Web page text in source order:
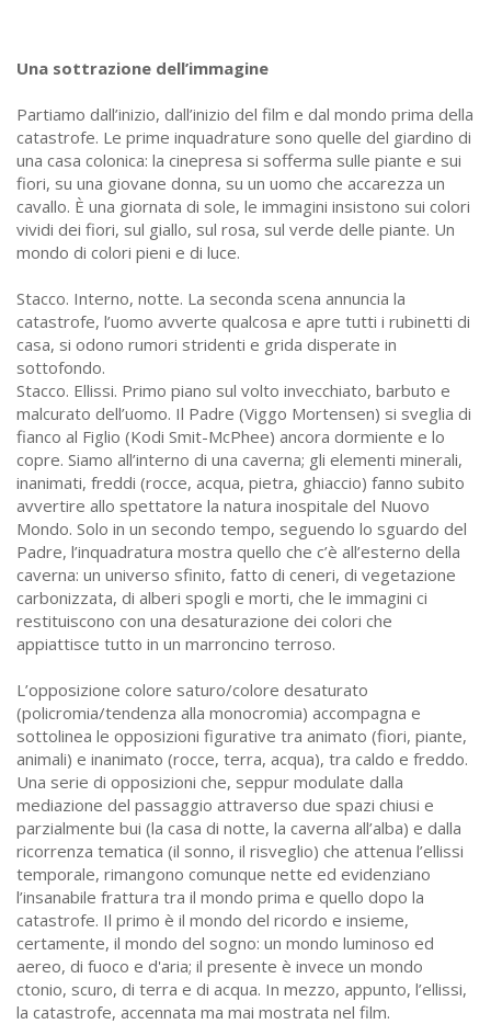
Una sottrazione dell’immagine
Partiamo dall’inizio, dall’inizio del film e dal mondo prima della
catastrofe. Le prime inquadrature sono quelle del giardino di
una casa colonica: la cinepresa si sofferma sulle piante e sui
fiori, su una giovane donna, su un uomo che accarezza un
cavallo. È una giornata di sole, le immagini insistono sui colori
vividi dei fiori, sul giallo, sul rosa, sul verde delle piante. Un
mondo di colori pieni e di luce.
Stacco. Interno, notte. La seconda scena annuncia la
catastrofe, l’uomo avverte qualcosa e apre tutti i rubinetti di
casa, si odono rumori stridenti e grida disperate in
sottofondo.
Stacco. Ellissi. Primo piano sul volto invecchiato, barbuto e
malcurato dell’uomo. Il Padre (Viggo Mortensen) si sveglia di
fianco al Figlio (Kodi Smit-McPhee) ancora dormiente e lo
copre. Siamo all’interno di una caverna; gli elementi minerali,
inanimati, freddi (rocce, acqua, pietra, ghiaccio) fanno subito
avvertire allo spettatore la natura inospitale del Nuovo
Mondo. Solo in un secondo tempo, seguendo lo sguardo del
Padre, l’inquadratura mostra quello che c’è all’esterno della
caverna: un universo sfinito, fatto di ceneri, di vegetazione
carbonizzata, di alberi spogli e morti, che le immagini ci
restituiscono con una desaturazione dei colori che
appiattisce tutto in un marroncino terroso.
L’opposizione colore saturo/colore desaturato
(policromia/tendenza alla monocromia) accompagna e
sottolinea le opposizioni figurative tra animato (fiori, piante,
animali) e inanimato (rocce, terra, acqua), tra caldo e freddo.
Una serie di opposizioni che, seppur modulate dalla
mediazione del passaggio attraverso due spazi chiusi e
parzialmente bui (la casa di notte, la caverna all’alba) e dalla
ricorrenza tematica (il sonno, il risveglio) che attenua l’ellissi
temporale, rimangono comunque nette ed evidenziano
l’insanabile frattura tra il mondo prima e quello dopo la
catastrofe. Il primo è il mondo del ricordo e insieme,
certamente, il mondo del sogno: un mondo luminoso ed
aereo, di fuoco e d'aria; il presente è invece un mondo
ctonio, scuro, di terra e di acqua. In mezzo, appunto, l’ellissi,
la catastrofe, accennata ma mai mostrata nel film.